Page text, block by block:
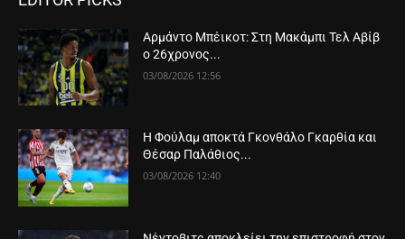
Αρμάντο Μπέικοτ: Στη Μακάμπι Τελ Αβίβ
ο 26χρονος...
03/08/2026 12:56
Η Φούλαμ αποκτά Γκονθάλο Γκαρθία και
Θέσαρ Παλάθιος...
03/08/2026 12:40